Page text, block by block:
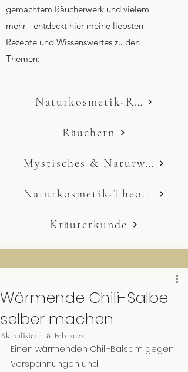
gemachtem Räucherwerk und vielem
mehr - entdeckt hier meine liebsten
Rezepte und Wissenswertes zu den
Themen:
Naturkosmetik-Rezepte
Räuchern
Mystisches & Naturwissen
Naturkosmetik-Theorie
Kräuterkunde
Wärmende Chili-Salbe
selber machen
Aktualisiert: 18. Feb. 2022
Einen wärmenden Chili-Balsam gegen
Verspannungen und